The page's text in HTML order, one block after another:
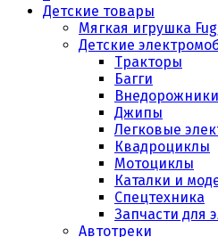
Детские товары
Мягкая игрушка
Детские
Тракторы
Багги
Внедорожники
Джипы
Легковые
Квадроциклы
Мотоциклы
Каталки и
Спецтехника
Запчасти для
Автотреки